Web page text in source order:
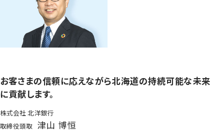
お客さまの信頼に応えながら北海道の持続可能な未来
に貢献します。
株式会社 北洋銀行
取締役頭取 津山 博恒